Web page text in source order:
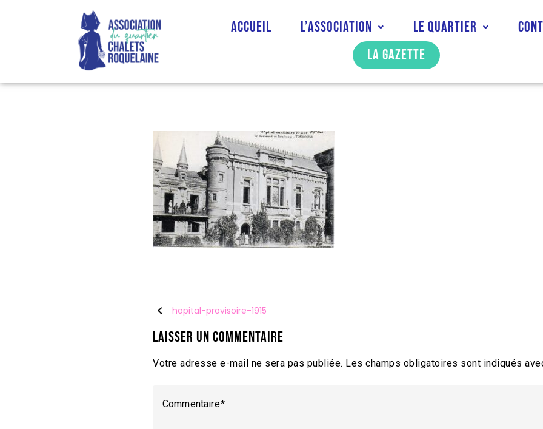
Accueil L’association Le quartier
La gazette
chevron_left hopital-provisoire-1915
Laisser un commentaire
Votre adresse e-mail ne sera pas publiée. Les champs obligatoires sont indiqués
Commentaire